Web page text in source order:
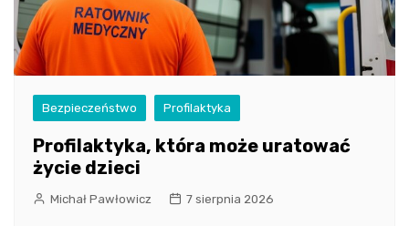
Bezpieczeństwo Profilaktyka
Profilaktyka, która może uratować
życie dzieci
Michał Pawłowicz 7 sierpnia 2026